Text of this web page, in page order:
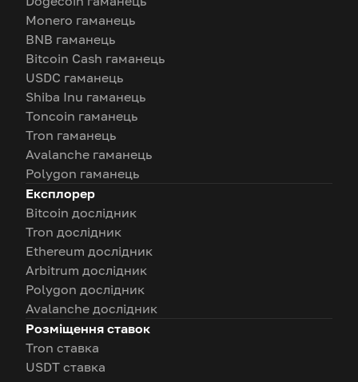
Monero гаманець
BNB гаманець
Bitcoin Cash гаманець
USDC гаманець
Shiba Inu гаманець
Toncoin гаманець
Tron гаманець
Avalanche гаманець
Polygon гаманець
Експлорер
Bitcoin дослідник
Tron дослідник
Ethereum дослідник
Arbitrum дослідник
Polygon дослідник
Avalanche дослідник
Розміщення ставок
Tron ставка
USDT ставка